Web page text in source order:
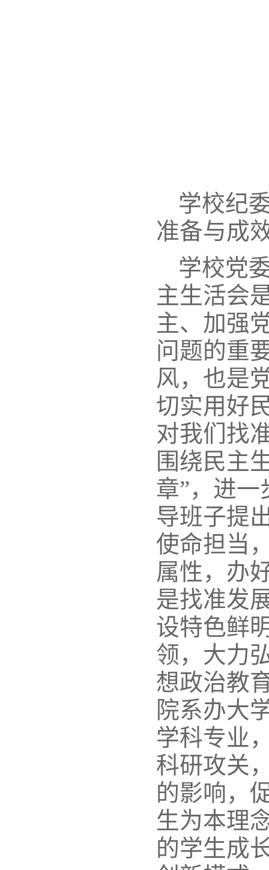
学校纪
准备与成
学校党
主生活会
主、加强
问题的重
风，也是
切实用好
对我们找
围绕民主
章”，进
导班子提
使命担当
属性，办
是找准发
设特色鲜
领，大力
想政治教
院系办大
学科专业
科研攻关
的影响，
生为本理
的学生成